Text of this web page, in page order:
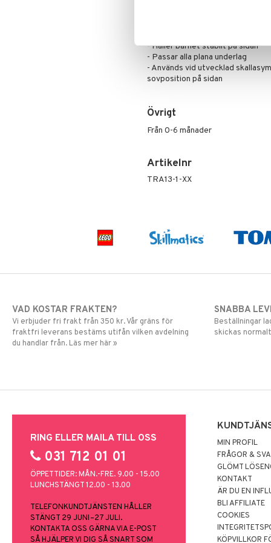
sidoläge. Överdraget är
grader och kan torktumlas på
Fakta om Doomoo Basics
- Håller barnet stabilt på sidan
- Passar alla plana underlag
- Används vid utvecklad
sovposition på sidan
Övrigt
Från 0-6 månader
Artikelnr
TRA13-1-XX
VAD KOSTAR FRAKTEN?
Vi erbjuder fri frakt från 350 kr. Vår gräns för
fraktfri leverans bestäms utifån vilken avdelning
du handlar från. Läs mer här »
SNABBA
Beställningar
skickas
RING ELLER MAILA TILL OSS
031 712 01 01
ÖPPETTIDER: MÅN.-FRE. 9.00 - 15.00
LUNCHSTÄNGT 12.00 - 13.00
TELEFONKUNDTJÄNSTEN HÅLLER
STÄNGT 29 JUNI–27 JULI.
KONTAKTA OSS GÄRNA VIA E-POST
SÅ HJÄLPER VI DIG SÅ SNART SOM
MIN PROFIL
FRÅGOR &
GLÖMT
KONTAKT
ÄR DU EN
BLI AFFILIATE
COOKIES
KÖPVILLKOR